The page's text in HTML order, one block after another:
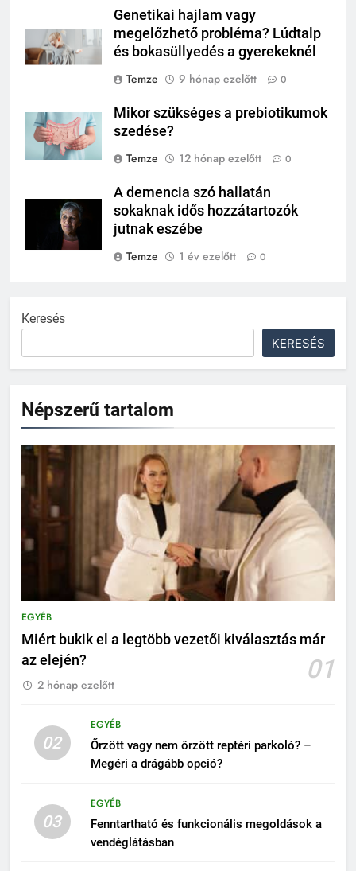
Keresés
KERESÉS
Népszerű tartalom
EGYÉB
Miért bukik el a legtöbb vezetői kiválasztás már
az elején?
01
2 hónap ezelőtt
02
EGYÉB
Őrzött vagy nem őrzött reptéri parkoló? –
Megéri a drágább opció?
03
EGYÉB
Fenntartható és funkcionális megoldások a
vendéglátásban
Genetikai hajlam vagy
megelőzhető probléma? Lúdtalp
és bokasüllyedés a gyerekeknél
Temze
9 hónap ezelőtt 0
Mikor szükséges a prebiotikumok
szedése?
Temze
12 hónap ezelőtt 0
A demencia szó hallatán
sokaknak idős hozzátartozók
jutnak eszébe
Temze
1 év ezelőtt 0